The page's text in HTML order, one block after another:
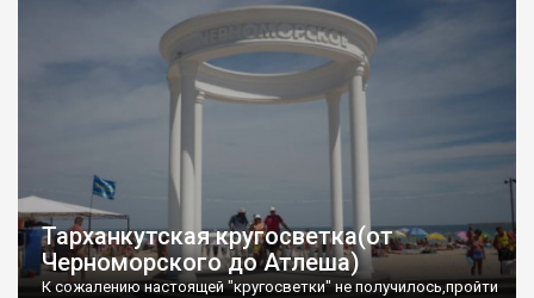
Тарханкутская кругосветка(от
Черноморского до Атлеша)
К сожалению настоящей "кругосветки" не получилось,пройти